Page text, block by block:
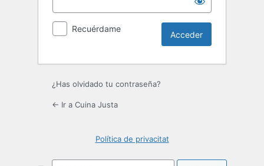
Recuérdame
¿Has olvidado tu contraseña?
← Ir a Cuina Justa
Política de privacitat